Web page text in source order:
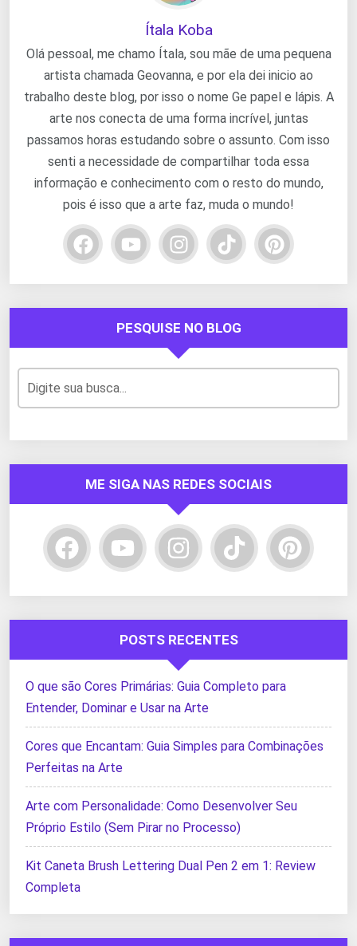
Ítala Koba
Olá pessoal, me chamo Ítala, sou mãe de uma pequena
artista chamada Geovanna, e por ela dei inicio ao
trabalho deste blog, por isso o nome Ge papel e lápis. A
arte nos conecta de uma forma incrível, juntas
passamos horas estudando sobre o assunto. Com isso
senti a necessidade de compartilhar toda essa
informação e conhecimento com o resto do mundo,
pois é isso que a arte faz, muda o mundo!
PESQUISE NO BLOG
ME SIGA NAS REDES SOCIAIS
POSTS RECENTES
O que são Cores Primárias: Guia Completo para
Entender, Dominar e Usar na Arte
Cores que Encantam: Guia Simples para Combinações
Perfeitas na Arte
Arte com Personalidade: Como Desenvolver Seu
Próprio Estilo (Sem Pirar no Processo)
Kit Caneta Brush Lettering Dual Pen 2 em 1: Review
Completa